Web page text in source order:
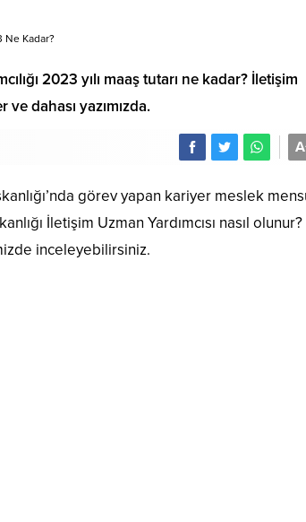
Ne Kadar?
2023 yılı maaş tutarı ne kadar? İletişim
ve dahası yazımızda.
A
görev yapan kariyer meslek
İletişim Uzman Yardımcısı nasıl olunur?
inceleyebilirsiniz.